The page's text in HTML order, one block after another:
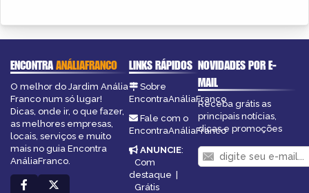
ENCONTRAANÁLIAFRANCO
O melhor do Jardim Anália
Franco num só lugar!
Dicas, onde ir, o que fazer,
as melhores empresas,
locais, serviços e muito
mais no guia Encontra
AnáliaFranco.
LINKS RÁPIDOS
Sobre
EncontraAnáliaFranco
Fale com o
EncontraAnáliaFranco
ANUNCIE:
Com
destaque |
Grátis
NOVIDADES POR E-
MAIL
Receba grátis as
principais notícias,
dicas e promoções